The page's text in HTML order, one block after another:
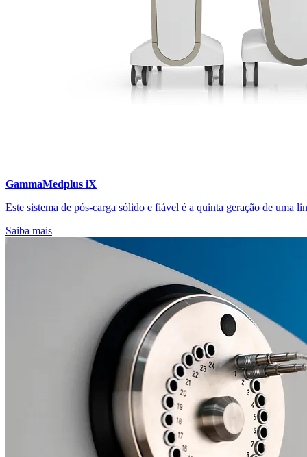
GammaMedplus iX
Este sistema de pós-carga sólido e fiável é a quinta geração de uma
Saiba mais